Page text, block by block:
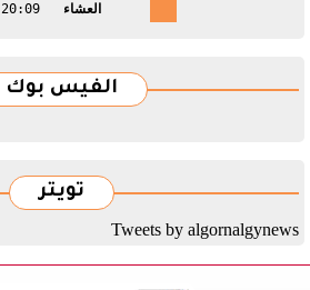
العشاء
20:09
الفيس بوك
تويتر
Tweets by algornalgynews